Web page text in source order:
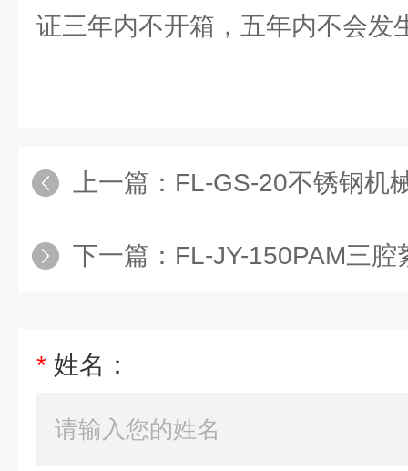
证三年内不开箱，五年内不会发
上一篇： FL-GS-20不锈钢机
下一篇： FL-JY-150PAM三腔絮
* 姓名：